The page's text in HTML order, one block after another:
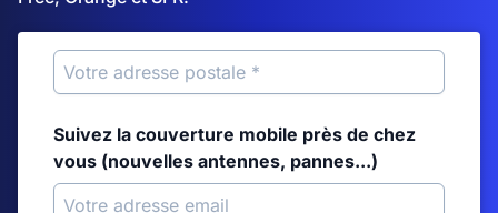
Suivez la couverture mobile près de chez
vous (nouvelles antennes, pannes...)